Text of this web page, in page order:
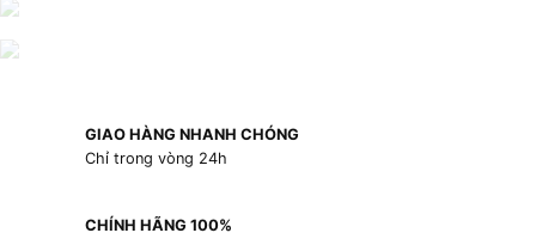
GIAO HÀNG NHANH CHÓNG
Chỉ trong vòng 24h
CHÍNH HÃNG 100%